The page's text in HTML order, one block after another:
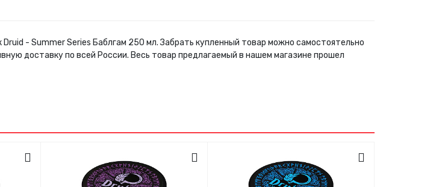
- Summer Series Баблгам 250 мл. Забрать купленный товар можно самостоятельно
доставку по всей России. Весь товар предлагаемый в нашем магазине прошел